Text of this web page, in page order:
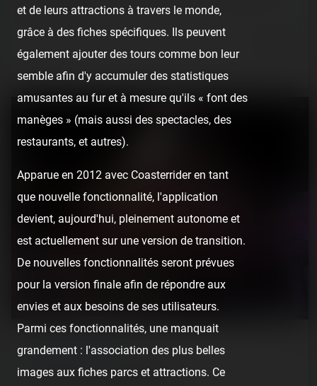
un peu plus…
6 years ago
3 min.
REPORT/ LUNA PARK
Récré Parc — 22 juillet 2020
et de leurs attractions à travers le monde,
grâce à des fiches spécifiques. Ils peuvent
également ajouter des tours comme bon leur
semble afin d'y accumuler des statistiques
amusantes au fur et à mesure qu'ils « font des
manèges » (mais aussi des spectacles, des
restaurants, et autres).
Apparue en 2012 avec Coasterrider en tant
que nouvelle fonctionnalité, l'application
devient, aujourd'hui, pleinement autonome et
est actuellement sur une version de transition.
De nouvelles fonctionnalités seront prévues
pour la version finale afin de répondre aux
envies et aux besoins de ses utilisateurs.
Parmi ces fonctionnalités, une manquait
grandement : l'association des plus belles
images aux fiches parcs et attractions. Ce